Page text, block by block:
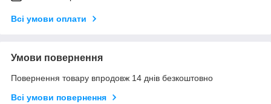
Всі умови оплати
Умови повернення
Повернення товару впродовж 14 днів безкоштовно
Всі умови повернення